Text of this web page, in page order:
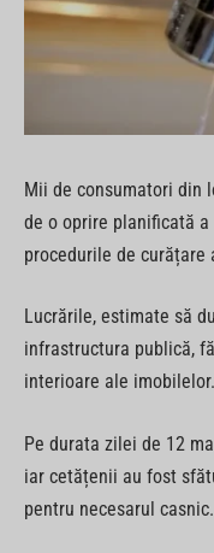
Mii de consumatori din
de o oprire planificată
procedurile de curățare
Lucrările, estimate să
infrastructura publică,
interioare ale imobilelor.
Pe durata zilei de 12
iar cetățenii au fost
pentru necesarul casnic.